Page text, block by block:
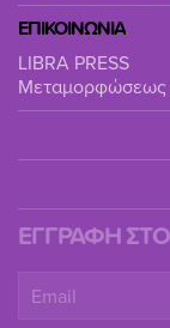
ΕΠΙΚΟΙΝΩΝΙΑ
LIBRA PRESS
Μεταμορφώσεως
ΕΓΓΡΑΦΗ ΣΤΟ